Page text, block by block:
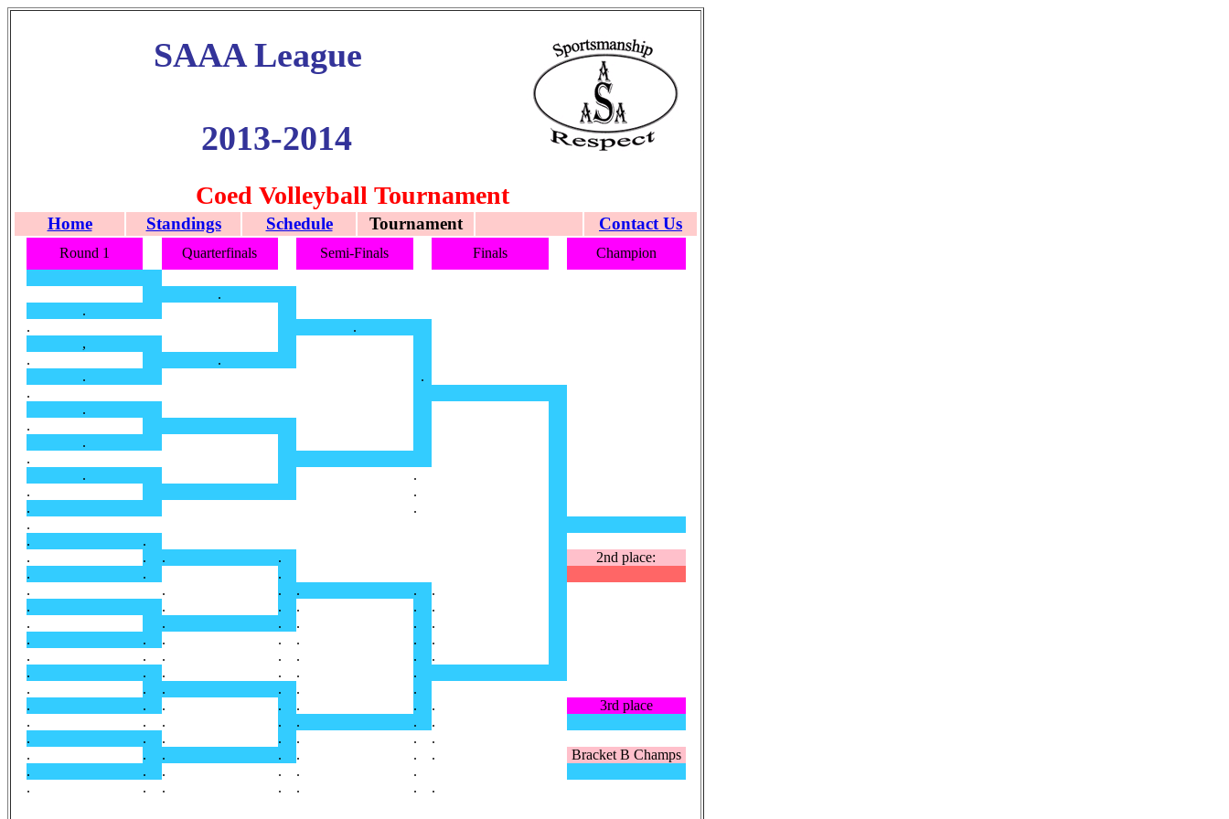
SAAA League
2013-2014
Coed Volleyball Tournament
Home Standings Schedule Tournament Contact Us
Round 1 Quarterfinals Semi-Finals Finals Champion
.
.
.
.
,
.
.
.
.
.
.
.
.
.
.
.
.
.
.
.
.
.
.
.
. . .
2nd place:
.
.
.
.
. . . .
.
.
. . . .
.
.
. . . .
.
.
. . . . .
.
.
. . . . .
.
.
. . . .
.
.
. . . .
.
.
. . . . . .
3rd place
.
. . . . .
.
.
. . . . .
.
.
. . . . . .
Bracket B Champs
.
. . . .
.
.
. . . . . .